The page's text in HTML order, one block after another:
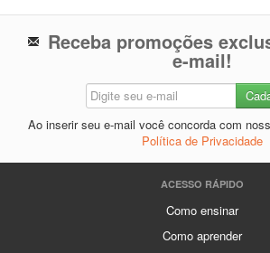
Receba promoções
e-mail!
Ao inserir seu e-mail você concorda com
Política de Privacidade
ACESSO RÁPIDO
Como ensinar
Como aprender